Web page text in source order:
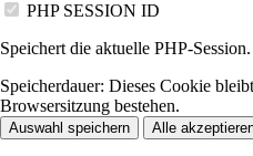
PHP SESSION ID
Speichert die aktuelle PHP-Session.
Speicherdauer: Dieses Cookie
Browsersitzung bestehen.
Auswahl speichern Alle